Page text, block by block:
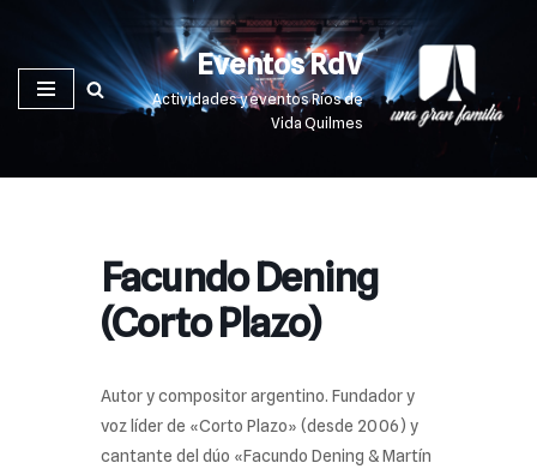
Saltar
Eventos RdV
Actividades y eventos Ríos de
Vida Quilmes
Facundo Dening
(Corto Plazo)
Autor y compositor argentino. Fundador y
voz líder de «Corto Plazo» (desde 2006) y
cantante del dúo «Facundo Dening & Martín